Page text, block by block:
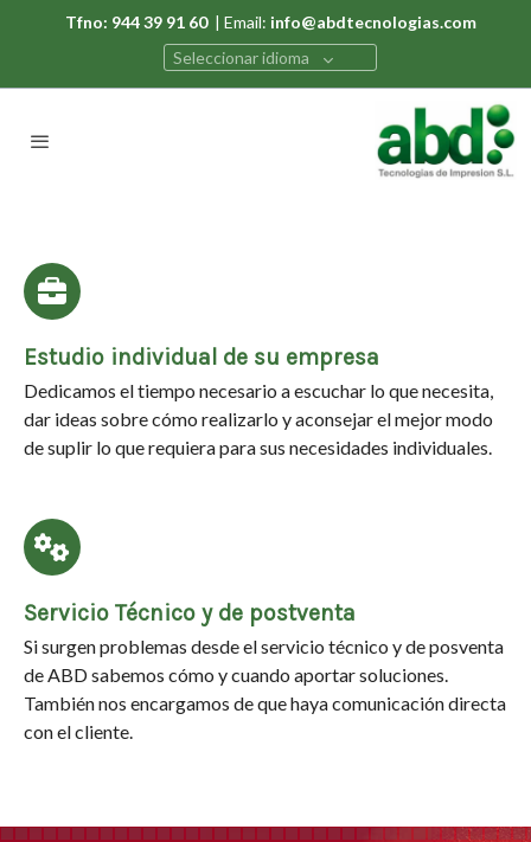
Tfno: 944 39 91 60| Email: info@abdtecnologias.com
Seleccionar idioma
Estudio individual de su empresa
Dedicamos el tiempo necesario a escuchar lo que necesita,
dar ideas sobre cómo realizarlo y aconsejar el mejor modo
de suplir lo que requiera para sus necesidades individuales.
Servicio Técnico y de postventa
Si surgen problemas desde el servicio técnico y de posventa
de ABD sabemos cómo y cuando aportar soluciones.
También nos encargamos de que haya comunicación directa
con el cliente.